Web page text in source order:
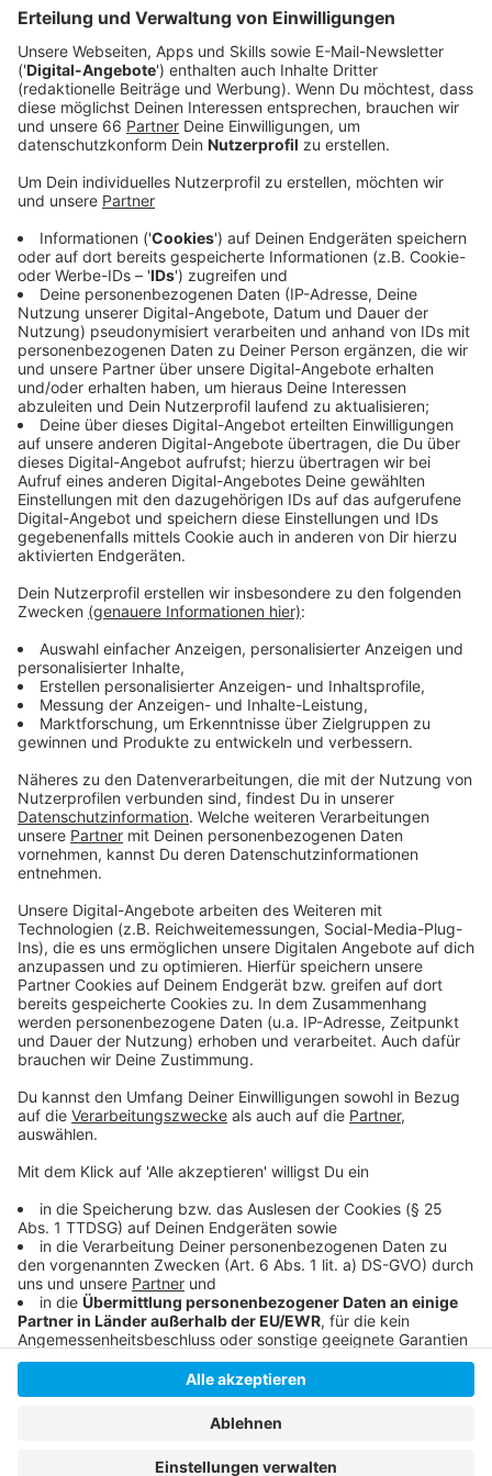
Zeitraum einer Person begegnet ist, die sich in den
vergangenen 14 Tagen mit der App als „positiv
getestet“ gemeldet hat.
Veröffentlicht:Dienstag, 18.01.2022 12:52
Anzeige
Die Warnung unterschätzen sollte man aber auf keinen
Fall. Die Bundesregierung hat ihre Hinweise deshalb
auch noch einmal konkretisiert. Wer gewarnt wurde
sollte seine Kontakte reduzieren und sich, gerade auch
bei Symptomen, beim Arzt oder dem Gesundheitsamt
melden. Auch eine freiwillige, häusliche Quarantäte
wird empfohlen. Dann gibt es auch einen Anspruch auf
einen kostenlosen Test; das muss allerdings nicht
automatisch ein PCR-Test sein. Und weiter gilt:
Abstand einhalten, Hygieneregeln beachten und
Alltagsmaske tragen. Auch das hilft, die potenzielle
Ausbreitung des Virus einzudämmen. Wer sich testen
allerdings deaktivieren - und erst danach wieder an den
dass sich in der Schlange der Leute, die sich testen
lassen wollen, eine infizierte Person befindet.
Anzeige
Weitere Infos und Links zum Thema:
Anzeige
Unsere Themenseite zur Corona-Warn-App
Infos der Stadt Düsseldorf zur Warn-App
App herunterladen - App-Store
App herunterladen - Google Play Store
Blog-Artikel: Was tun, wenn die Corona-App warnt
Anzeige
Anzeige